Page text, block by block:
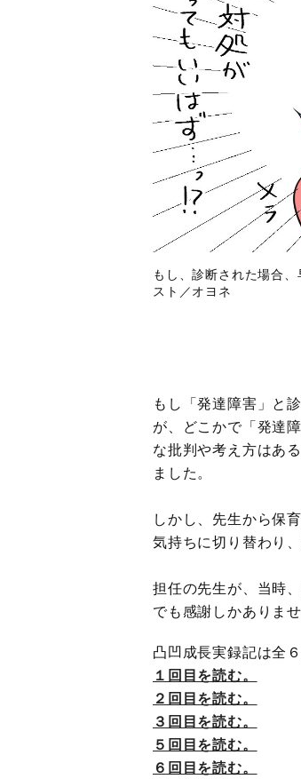
もし、診断された場合
スト／オヨネ
もし「発達障害」と
が、どこかで「発達
な批判や考え方はあ
ました。
しかし、先生から保
気持ちに切り替わり
担任の先生が、当時
でも感謝しかありま
凸凹成長実録記は全６
１回目を読む。
２回目を読む。
３回目を読む。
５回目を読む。
６回目を読む。